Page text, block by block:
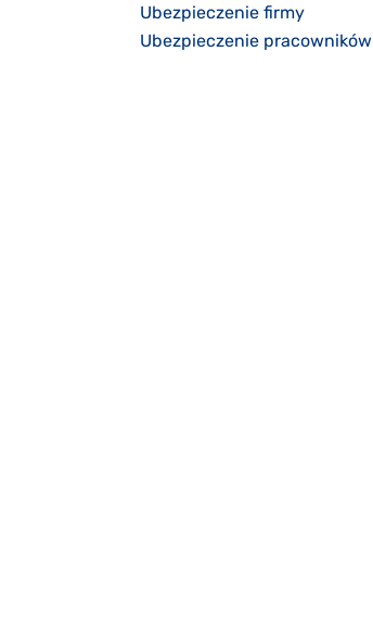
Ubezpieczenie firmy
Ubezpieczenie pracowników